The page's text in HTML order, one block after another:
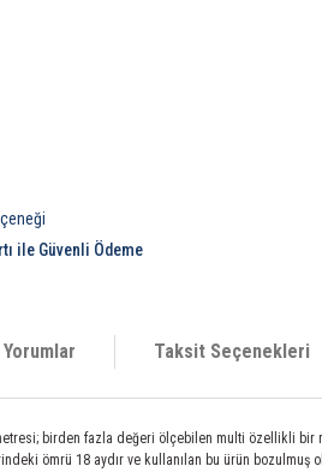
ile Güvenli Ödeme
Yorumlar Taksit Seçenekleri
birden fazla değeri ölçebilen multi özellikli bir
ömrü 18 aydır ve kullanılan bu ürün bozulmuş